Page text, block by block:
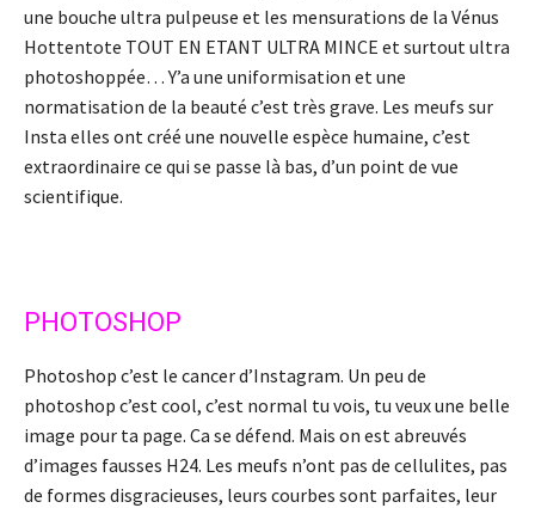
une bouche ultra pulpeuse et les mensurations de la Vénus
Hottentote TOUT EN ETANT ULTRA MINCE et surtout ultra
photoshoppée… Y’a une uniformisation et une
normatisation de la beauté c’est très grave. Les meufs sur
Insta elles ont créé une nouvelle espèce humaine, c’est
extraordinaire ce qui se passe là bas, d’un point de vue
scientifique.
PHOTOSHOP
Photoshop c’est le cancer d’Instagram. Un peu de
photoshop c’est cool, c’est normal tu vois, tu veux une belle
image pour ta page. Ca se défend. Mais on est abreuvés
d’images fausses H24. Les meufs n’ont pas de cellulites, pas
de formes disgracieuses, leurs courbes sont parfaites, leur